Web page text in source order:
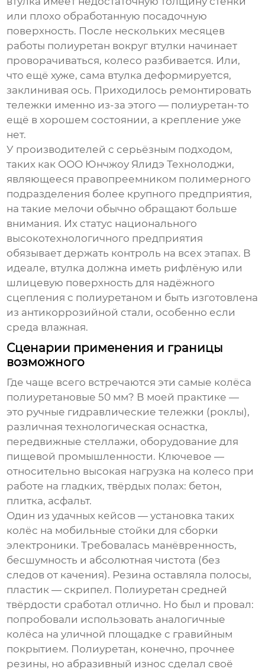
или плохо обработанную посадочную
поверхность. После нескольких месяцев
работы полиуретан вокруг втулки начинает
проворачиваться, колесо разбивается. Или,
что ещё хуже, сама втулка деформируется,
заклинивая ось. Приходилось ремонтировать
тележки именно из-за этого — полиуретан-то
ещё в хорошем состоянии, а крепление уже
нет.
У производителей с серьёзным подходом,
таких как ООО Юнчжоу Ялидэ Технолоджи,
являющееся правопреемником полимерного
подразделения более крупного предприятия,
на такие мелочи обычно обращают больше
внимания. Их статус национального
высокотехнологичного предприятия
обязывает держать контроль на всех этапах. В
идеале, втулка должна иметь рифлёную или
шлицевую поверхность для надёжного
сцепления с полиуретаном и быть изготовлена
из антикоррозийной стали, особенно если
среда влажная.
Сценарии применения и границы
возможного
Где чаще всего встречаются эти самые колёса
полиуретановые 50 мм? В моей практике —
это ручные гидравлические тележки (роклы),
различная технологическая оснастка,
передвижные стеллажи, оборудование для
пищевой промышленности. Ключевое —
относительно высокая нагрузка на колесо при
работе на гладких, твёрдых полах: бетон,
плитка, асфальт.
Один из удачных кейсов — установка таких
колёс на мобильные стойки для сборки
электроники. Требовалась манёвренность,
бесшумность и абсолютная чистота (без
следов от качения). Резина оставляла полосы,
пластик — скрипел. Полиуретан средней
твёрдости сработал отлично. Но был и провал:
попробовали использовать аналогичные
колёса на уличной площадке с гравийным
покрытием. Полиуретан, конечно, прочнее
резины, но абразивный износ сделал своё